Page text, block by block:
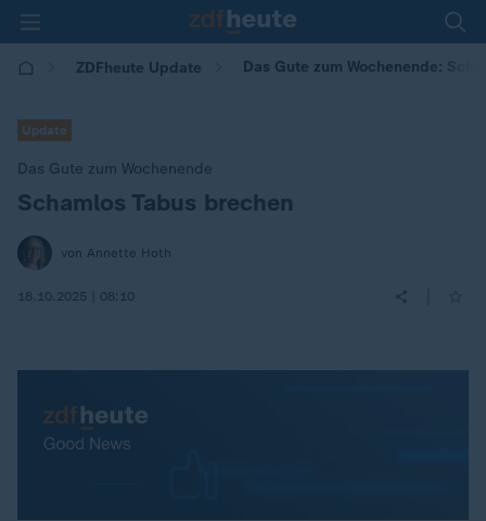
ZDFheute Update Das Gute zum Wochenende:
Update
Das Gute zum Wochenende
:
Schamlos Tabus brechen
von Annette Hoth
18.10.2025 | 08:10